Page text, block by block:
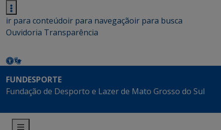
ir para conteúdoir para navegaçãoir para busca
Ouvidoria Transparência
FUNDESPORTE
Fundação de Desporto e Lazer de Mato Grosso do Sul